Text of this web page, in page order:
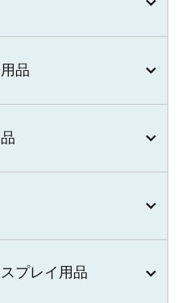
品
プレイ用品